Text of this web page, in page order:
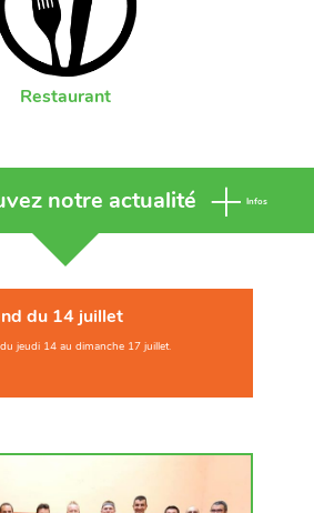
Restaurant
notre actualité Infos
du 14 juillet
jeudi 14 au dimanche 17 juillet.